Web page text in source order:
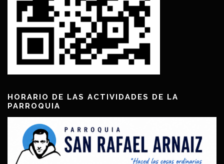
HORARIO DE LAS ACTIVIDADES DE LA
PARROQUIA